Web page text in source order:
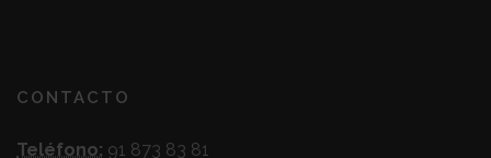
CONTACTO
Teléfono: 91 873 83 81